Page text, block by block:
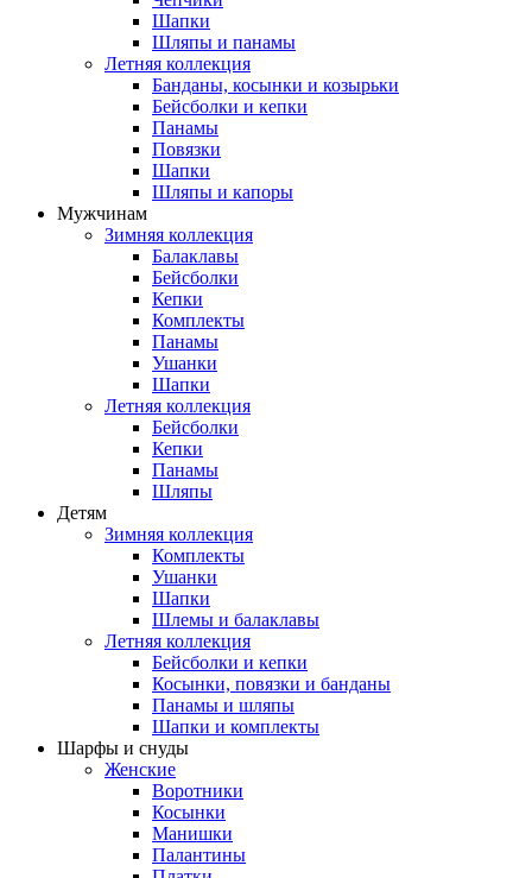
Шапки
Шляпы и панамы
Летняя коллекция
Банданы, косынки и козырьки
Бейсболки и кепки
Панамы
Повязки
Шапки
Шляпы и капоры
Мужчинам
Зимняя коллекция
Балаклавы
Бейсболки
Кепки
Комплекты
Панамы
Ушанки
Шапки
Летняя коллекция
Бейсболки
Кепки
Панамы
Шляпы
Детям
Зимняя коллекция
Комплекты
Ушанки
Шапки
Шлемы и балаклавы
Летняя коллекция
Бейсболки и кепки
Косынки, повязки и банданы
Панамы и шляпы
Шапки и комплекты
Шарфы и снуды
Женские
Воротники
Косынки
Манишки
Палантины